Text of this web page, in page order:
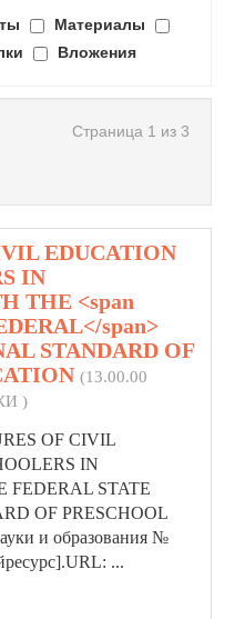
Материалы
Вложения
Страница 1 из 3
EDUCATION
IN
THE <span
span>
STANDARD OF
(13.00.00
)
OF CIVIL
IN
FEDERAL STATE
OF PRESCHOOL
и образования №
...